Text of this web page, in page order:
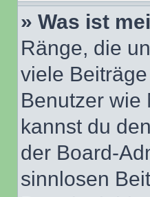
» Was ist
Ränge, die
viele
Benutzer wie
kannst du
der Board-
sinnlosen